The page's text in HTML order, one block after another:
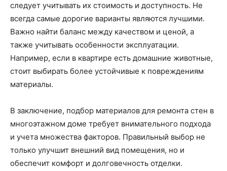
следует учитывать их стоимость и доступность. Не
всегда самые дорогие варианты являются лучшими.
Важно найти баланс между качеством и ценой, а
также учитывать особенности эксплуатации.
Например, если в квартире есть домашние животные,
стоит выбирать более устойчивые к повреждениям
материалы.
В заключение, подбор материалов для ремонта стен в
многоэтажном доме требует внимательного подхода
и учета множества факторов. Правильный выбор не
только улучшит внешний вид помещения, но и
обеспечит комфорт и долговечность отделки.